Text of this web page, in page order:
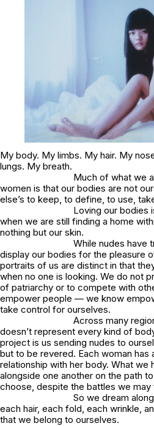
My body. My limbs. My hair. My
lungs. My breath.
Much of what we
women is that our bodies are not
else’s to keep, to define, to use,
Loving our bodies
when we are still finding a home
nothing but our skin.
While nudes have
display our bodies for the pleasure
portraits of us are distinct in that
when no one is looking. We do not
of patriarchy or to compete with
empower people — we know
take control for ourselves.
Across many
doesn’t represent every kind of
project is us sending nudes to
but to be revered. Each woman has
relationship with her body. What we
alongside one another on the path
choose, despite the battles we may
So we dream
each hair, each fold, each wrinkle,
that we belong to ourselves.